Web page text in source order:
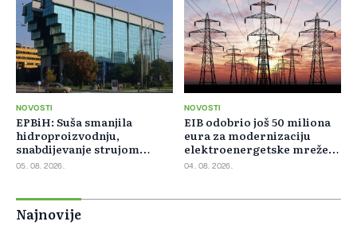
NOVOSTI
EPBiH: Suša smanjila
hidroproizvodnju,
snabdijevanje strujom
ostaje stabilno
05. 08. 2026.
NOVOSTI
EIB odobrio još 50 miliona
eura za modernizaciju
elektroenergetske mreže
Slovačke
04. 08. 2026.
Najnovije